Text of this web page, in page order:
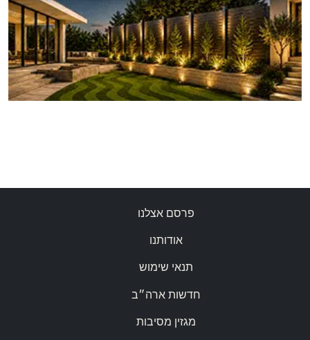
פרסם אצלנו
אודותנו
תנאי שימוש
חדשות ארה״ב
מגזין מסיבות